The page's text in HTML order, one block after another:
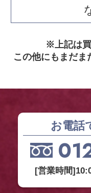
※上記は買
この他にもまだま
お電話
[営業時間